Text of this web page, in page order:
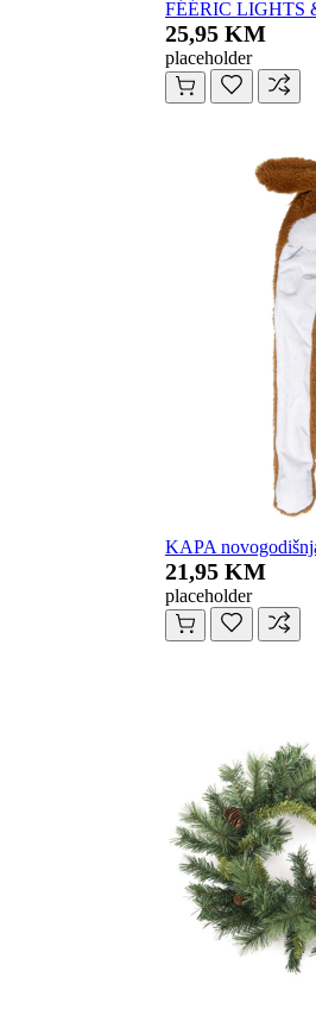
FÉÉRIC LIGHTS
25,95 KM
placeholder
KAPA
21,95 KM
placeholder